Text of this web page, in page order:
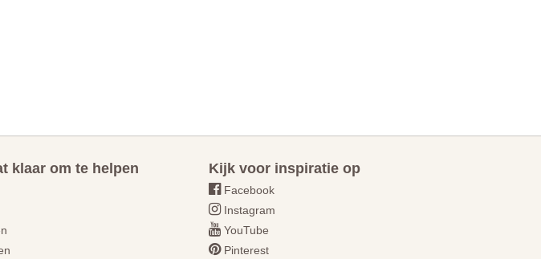
klaar om te helpen Kijk voor inspiratie op
Facebook
Instagram
YouTube
Pinterest